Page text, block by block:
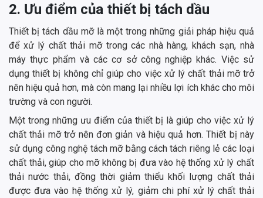
2. Ưu điểm của thiết bị tách dầu
Thiết bị tách dầu mỡ là một trong những giải pháp hiệu quả
để xử lý chất thải mỡ trong các nhà hàng, khách sạn, nhà
máy thực phẩm và các cơ sở công nghiệp khác. Việc sử
dụng thiết bị không chỉ giúp cho việc xử lý chất thải mỡ trở
nên hiệu quả hơn, mà còn mang lại nhiều lợi ích khác cho môi
trường và con người.
Một trong những ưu điểm của thiết bị là giúp cho việc xử lý
chất thải mỡ trở nên đơn giản và hiệu quả hơn. Thiết bị này
sử dụng công nghệ tách mỡ bằng cách tách riêng lẻ các loại
chất thải, giúp cho mỡ không bị đưa vào hệ thống xử lý chất
thải nước thải, đồng thời giảm thiểu khối lượng chất thải
được đưa vào hệ thống xử lý, giảm chi phí xử lý chất thải